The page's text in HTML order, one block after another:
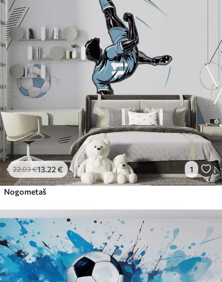
22.03€13 .22 € 1
Nogometaš